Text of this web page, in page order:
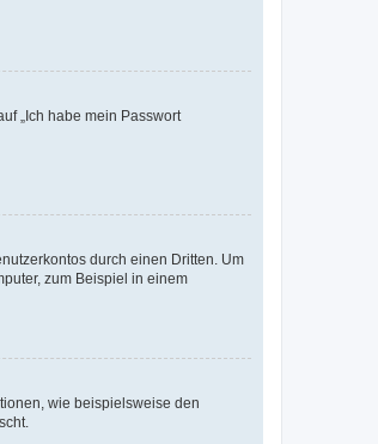
„Ich habe mein Passwort
durch einen Dritten. Um
zum Beispiel in einem
wie beispielsweise den